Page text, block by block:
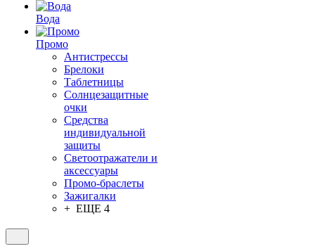
Вода
Промо
Антистрессы
Брелоки
Таблетницы
Солнцезащитные
очки
Средства
индивидуальной
защиты
Светоотражатели и
аксессуары
Промо-браслеты
Зажигалки
+ ЕЩЕ 4